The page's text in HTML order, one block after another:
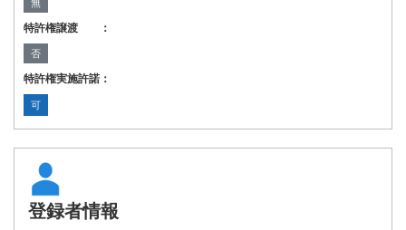
無
特許権譲渡 ：
否
特許権実施許諾：
可
登録者情報